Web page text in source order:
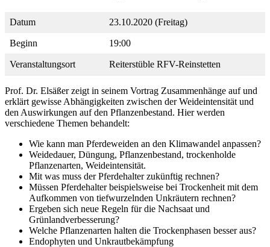
Datum 23.10.2020 (Freitag)
Beginn 19:00
Veranstaltungsort Reiterstüble RFV-Reinstetten
Prof. Dr. Elsäßer zeigt in seinem Vortrag Zusammenhänge auf und
erklärt gewisse Abhängigkeiten zwischen der Weideintensität und
den Auswirkungen auf den Pflanzenbestand. Hier werden
verschiedene Themen behandelt:
Wie kann man Pferdeweiden an den Klimawandel anpassen?
Weidedauer, Düngung, Pflanzenbestand, trockenholde
Pflanzenarten, Weideintensität.
Mit was muss der Pferdehalter zukünftig rechnen?
Müssen Pferdehalter beispielsweise bei Trockenheit mit dem
Aufkommen von tiefwurzelnden Unkräutern rechnen?
Ergeben sich neue Regeln für die Nachsaat und
Grünlandverbesserung?
Welche Pflanzenarten halten die Trockenphasen besser aus?
Endophyten und Unkrautbekämpfung